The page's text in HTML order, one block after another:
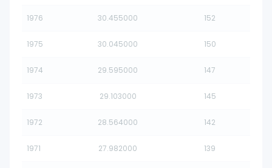
1976 30.455000 152
1975 30.045000 150
1974 29.595000 147
1973 29.103000 145
1972 28.564000 142
1971 27.982000 139